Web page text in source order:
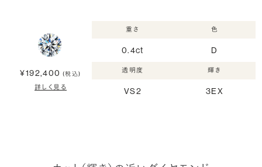
¥192,400 (税込)
詳しく見る
重さ
0.4ct
色
D
透明度
VS2
輝き
3EX